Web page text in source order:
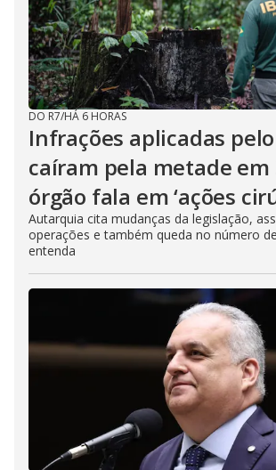
DO R7/HÁ 6 HORAS
Infrações aplicadas
caíram pela metade em
órgão fala em ‘ações
Autarquia cita mudanças da legislação,
operações e também queda no número
entenda